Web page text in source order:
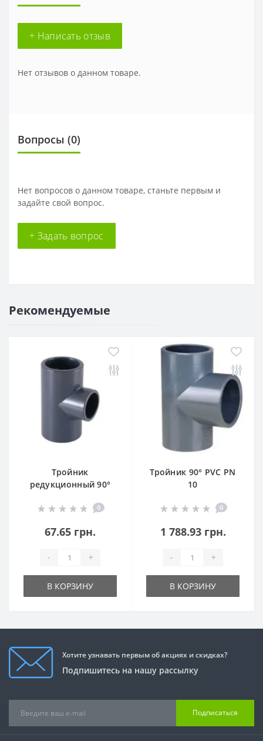
+ Написать отзыв
Нет отзывов о данном товаре.
Вопросы (0)
Нет вопросов о данном товаре, станьте первым и
задайте свой вопрос.
+ Задать вопрос
Рекомендуемые
Тройник
редукционный 90°
0
67.65 грн.
- +
В КОРЗИНУ
Тройник 90° PVC PN
10
0
1 788.93 грн.
- +
В КОРЗИНУ
Хотите узнавать первым об акциях и скидках?
Подпишитесь на нашу рассылку
Подписаться